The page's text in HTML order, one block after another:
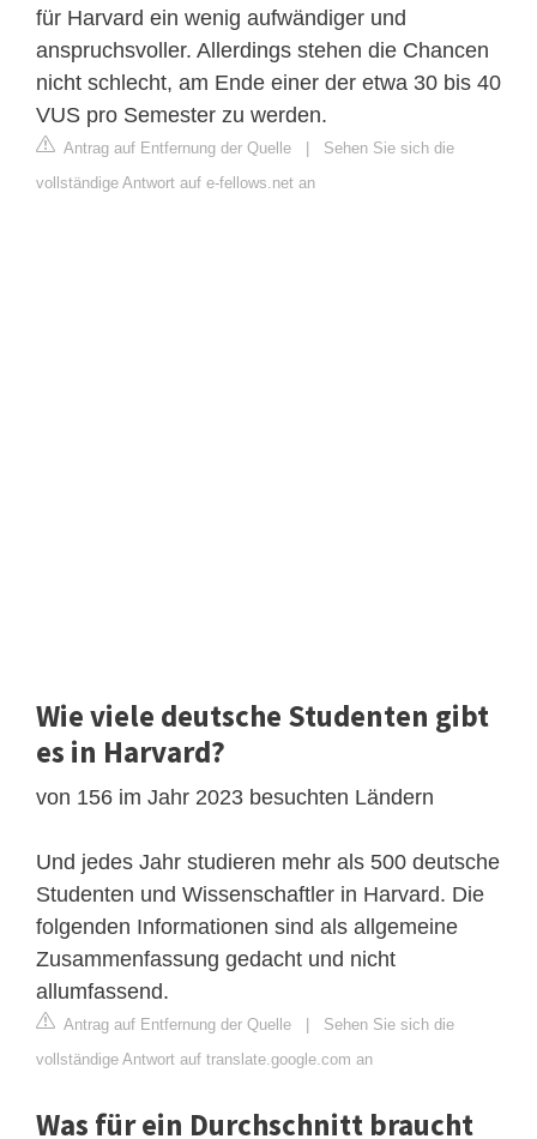
für Harvard ein wenig aufwändiger und
anspruchsvoller. Allerdings stehen die Chancen
nicht schlecht, am Ende einer der etwa 30 bis 40
VUS pro Semester zu werden.
Antrag auf Entfernung der Quelle
Sehen Sie sich die
vollständige Antwort auf e-fellows.net an
Wie viele deutsche Studenten gibt
es in Harvard?
von 156 im Jahr 2023 besuchten Ländern
Und jedes Jahr studieren mehr als 500 deutsche
Studenten und Wissenschaftler in Harvard. Die
folgenden Informationen sind als allgemeine
Zusammenfassung gedacht und nicht
allumfassend.
Antrag auf Entfernung der Quelle
Sehen Sie sich die
vollständige Antwort auf translate.google.com an
Was für ein Durchschnitt braucht